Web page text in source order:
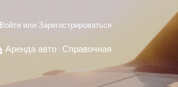
Войти или Зарегистрироваться
Аренда авто Справочная